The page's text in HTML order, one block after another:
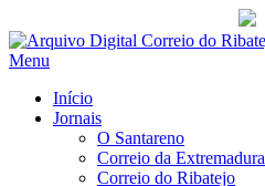
Saltar
para
Menu
Início
Jornais
O Santareno
Correio da Extremadura
Correio do Ribatejo